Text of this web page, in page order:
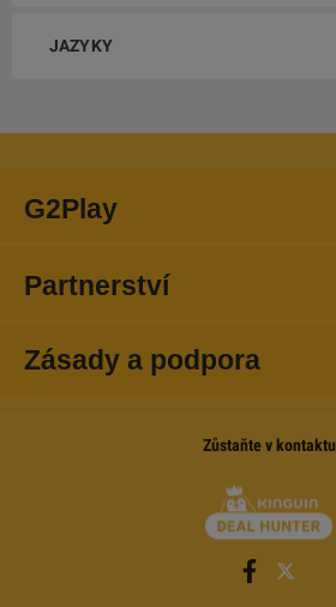
JAZYKY
G2Play
Partnerství
Zásady a podpora
Zůstaňte v kontaktu